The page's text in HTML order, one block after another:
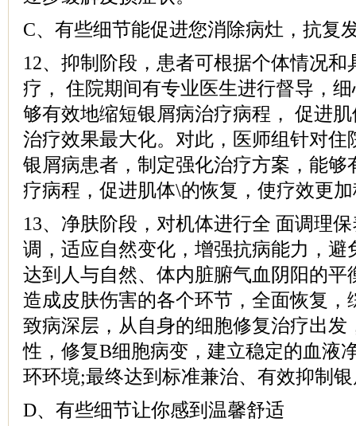
C、有些细节能促进您消除病灶，抗复
12、抑制阶段，患者可根据个体情况
疗， 住院期间有专业医生进行督导，
够有效地缩短银屑病治疗病程， 促进
治疗效果最大化。对此，医师组针对住
银屑病患者，制定强化治疗方案，能够
疗病程，促进肌体\的恢复，使疗效更
13、净肤阶段，对机体进行全 面调理
调，适应自然变化，增强抗病能力，避
达到人与自然、体内脏腑气血阴阳的平
造成皮肤伤害的各个环节，全面恢复，
致病深层，从自身的细胞修复治疗出发
性，修复B细胞病变，建立稳定的血液
环环境;最终达到标准兼治、有效抑制
D、有些细节让你感到温馨舒适